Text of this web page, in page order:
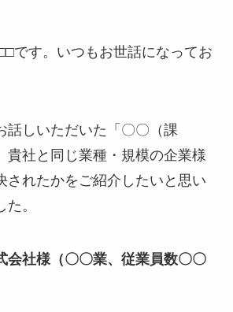
です。いつもお世話になってお
話しいただいた「〇〇（課
貴社と同じ業種・規模の企業様
されたかをご紹介したいと思い
。
社様（〇〇業、従業員数〇〇